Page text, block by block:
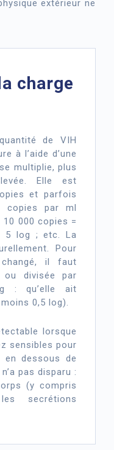
extérieur ne
charge
de VIH
à l’aide d’une
multiplie, plus
Elle est
et parfois
copies par ml
000 copies =
5 log ; etc. La
Pour
il faut
ou divisée par
: qu’elle ait
0,5 log).
lorsque
sensibles pour
en dessous de
pas disparu :
(y compris
secrétions